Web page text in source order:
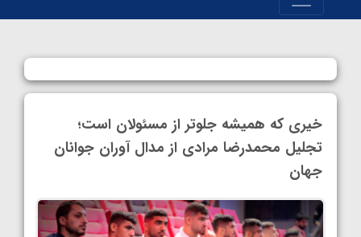
خیری که همیشه جلوتر از مسئولان است؛
تجلیل محمدرضا مرادی از مدال آوران جوانان
جهان